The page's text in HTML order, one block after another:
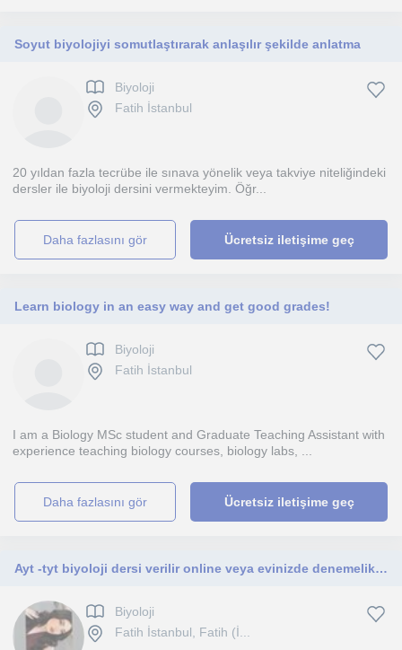
Soyut biyolojiyi somutlaştırarak anlaşılır şekilde anlatma
Biyoloji
Fatih İstanbul
20 yıldan fazla tecrübe ile sınava yönelik veya takviye niteliğindeki
dersler ile biyoloji dersini vermekteyim. Öğr...
daha fazlasını gör Ücretsiz iletişime geç
Learn biology in an easy way and get good grades!
Biyoloji
Fatih İstanbul
I am a Biology MSc student and Graduate Teaching Assistant with
experience teaching biology courses, biology labs, ...
daha fazlasını gör Ücretsiz iletişime geç
Ayt -tyt biyoloji dersi verilir online veya evinizde denemelik vardır
Biyoloji
Fatih İstanbul, Fatih (İ...